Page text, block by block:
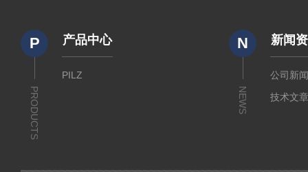
P
PRODUCTS
产品中心
PILZ
N
NEWS
新闻
公司新
技术文